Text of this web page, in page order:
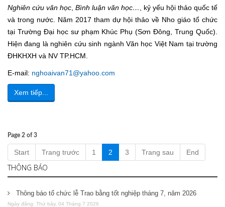
Nghiên cứu văn học Bình luận văn học…
, kỷ yếu hội thảo quốc tế
và trong nước. Năm 2017 tham dự hội thảo về Nho giáo tổ chức
tại Trường Đại học sư phạm Khúc Phụ (Sơn Đông, Trung Quốc).
Hiện đang là nghiên cứu sinh ngành Văn học Việt Nam tại trường
ĐHKHXH và NV TP.HCM.
E-mail: nghoaivan71@yahoo.com
Xem tiếp...
Page 2 of 3
Start Trang trước 1 2 3 Trang sau End
THÔNG BÁO
Thông báo tổ chức lễ Trao bằng tốt nghiệp tháng 7, năm 2026
Ngày đăng: Thứ bảy, 04 Tháng 7 2026